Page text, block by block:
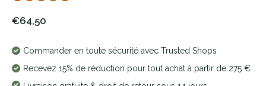
€64,50
Commander en toute sécurité avec Trusted Shops
Recevez 15% de réduction pour tout achat à partir de 275 €